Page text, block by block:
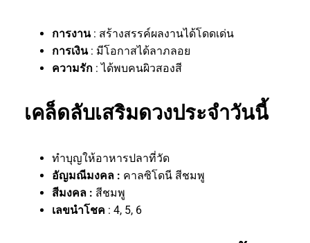
การงาน : สร้างสรรค์ผลงานได้โดดเด่น
การเงิน : มีโอกาสได้ลาภลอย
ความรัก : ได้พบคนผิวสองสี
เคล็ดลับเสริมดวงประจำวันนี้
ทำบุญให้อาหารปลาที่วัด
อัญมณีมงคล : คาลซิโดนี สีชมพู
สีมงคล : สีชมพู
เลขนำโชค : 4, 5, 6